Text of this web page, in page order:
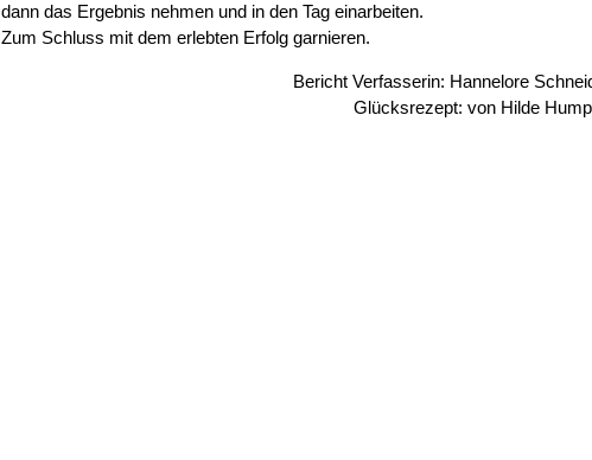
dann das Ergebnis nehmen und in den Tag einarbeiten.
Zum Schluss mit dem erlebten Erfolg garnieren.
Bericht Verfasserin: Hannelore
Glücksrezept: von Hilde